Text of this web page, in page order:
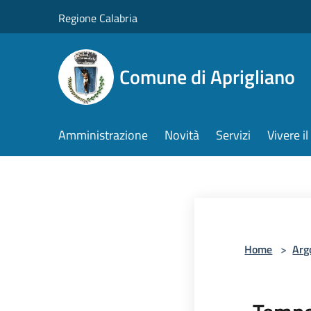
Regione Calabria
Comune di Aprigliano
Amministrazione Novità Servizi Vivere
Home >